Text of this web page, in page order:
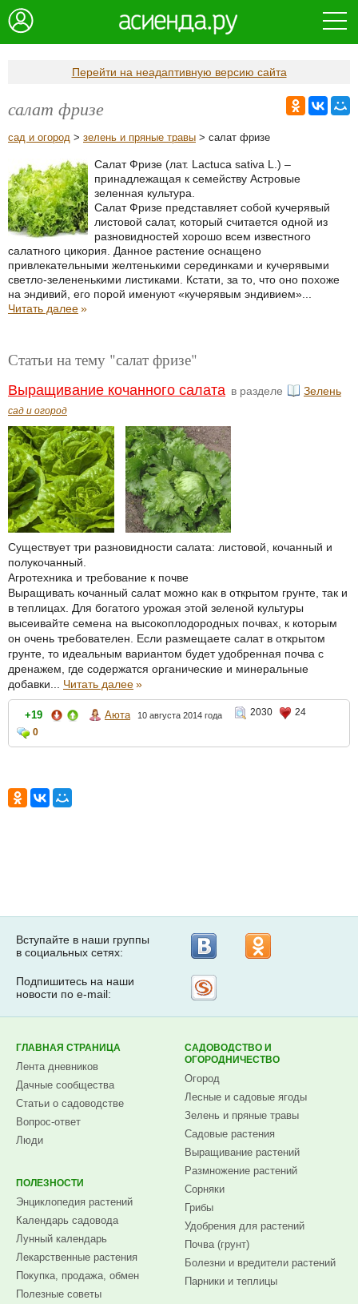
Перейти на неадаптивную версию сайта
салат фризе
сад и огород > зелень и пряные травы > салат фризе
Салат Фризе (лат. Lactuca sativa L.) –
принадлежащая к семейству Астровые
зеленная культура.
Салат Фризе представляет собой кучерявый
листовой салат, который считается одной из
разновидностей хорошо всем известного
салатного цикория. Данное растение оснащено
привлекательными желтенькими серединками и кучерявыми
светло-зелененькими листиками. Кстати, за то, что оно похоже
на эндивий, его порой именуют «кучерявым эндивием»...
Читать далее»
Статьи на тему "салат фризе"
Выращивание кочанного салата в разделе Зелень
сад и огород
Существует три разновидности салата: листовой, кочанный и
полукочанный.
Агротехника и требование к почве
Выращивать кочанный салат можно как в открытом грунте, так и
в теплицах. Для богатого урожая этой зеленой культуры
высеивайте семена на высокоплодородных почвах, к которым
он очень требователен. Если размещаете салат в открытом
грунте, то идеальным вариантом будет удобренная почва с
дренажем, где содержатся органические и минеральные
добавки... Читать далее»
+19 Аюта 10 августа 2014 года 2030
24
0
Вступайте в наши группы
в социальных сетях:
Подпишитесь на наши
новости по e-mail:
ГЛАВНАЯ СТРАНИЦА
Лента дневников
Дачные сообщества
Статьи о садоводстве
Вопрос-ответ
Люди
ПОЛЕЗНОСТИ
Энциклопедия растений
Календарь садовода
Лунный календарь
Лекарственные растения
Покупка, продажа, обмен
Полезные советы
САДОВОДСТВО И
ОГОРОДНИЧЕСТВО
Огород
Лесные и садовые ягоды
Зелень и пряные травы
Садовые растения
Выращивание растений
Размножение растений
Сорняки
Грибы
Удобрения для растений
Почва (грунт)
Болезни и вредители растений
Парники и теплицы